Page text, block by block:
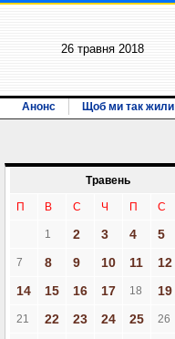
26 травня 2018
Анонс Щоб ми так жили
Травень
П В С Ч П С
1 2 3 4 5
7 8 9 10 11 12
14
15 16 17 18 19
21 22 23 24 25 26